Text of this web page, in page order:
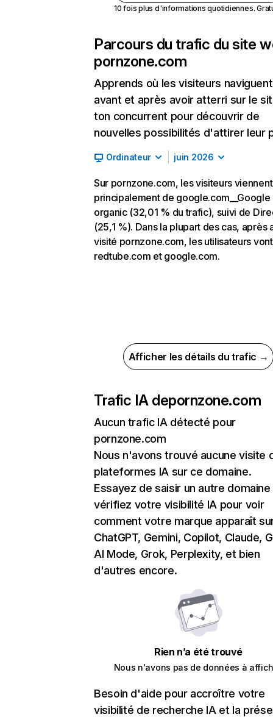
10 fois plus d'informations quotidiennes.
Parcours du trafic du site
pornzone.com
Apprends où les visiteurs naviguent
avant et après avoir atterri sur le
ton concurrent pour découvrir de
nouvelles possibilités d'attirer leur
Ordinateur juin 2026
Sur pornzone.com, les visiteurs viennent
principalement de google.com__Google
organic (32,01 % du trafic), suivi de
(25,1 %). Dans la plupart des cas, après
visité pornzone.com, les utilisateurs
redtube.com et google.com.
Afficher les détails du trafic →
Trafic IA depornzone.com
Aucun trafic IA détecté pour
pornzone.com
Nous n'avons trouvé aucune visite
plateformes IA sur ce domaine.
Essayez de saisir un autre domaine
vérifiez votre visibilité IA pour voir
comment votre marque apparaît
ChatGPT, Gemini, Copilot, Claude,
AI Mode, Grok, Perplexity, et bien
d'autres encore.
Rien n’a été trouvé
Nous n'avons pas de données à
Besoin d'aide pour accroître votre
visibilité de recherche IA et la